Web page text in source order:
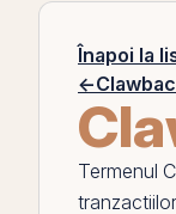
Înapoi la
←
Termenul
tranzactiilor